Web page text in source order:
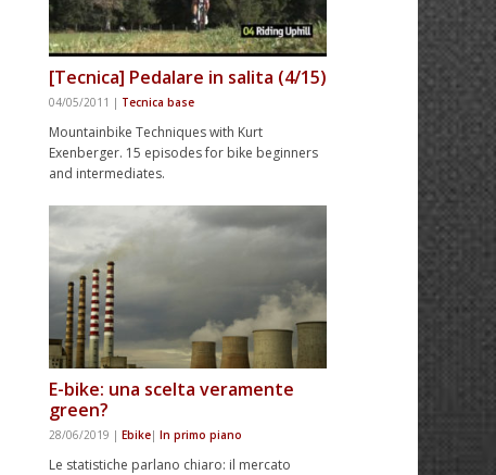
[Tecnica] Pedalare in salita (4/15)
04/05/2011 | Tecnica base
Mountainbike Techniques with Kurt
Exenberger. 15 episodes for bike beginners
and intermediates.
E-bike: una scelta veramente
green?
28/06/2019 | Ebike| In primo piano
Le statistiche parlano chiaro: il mercato